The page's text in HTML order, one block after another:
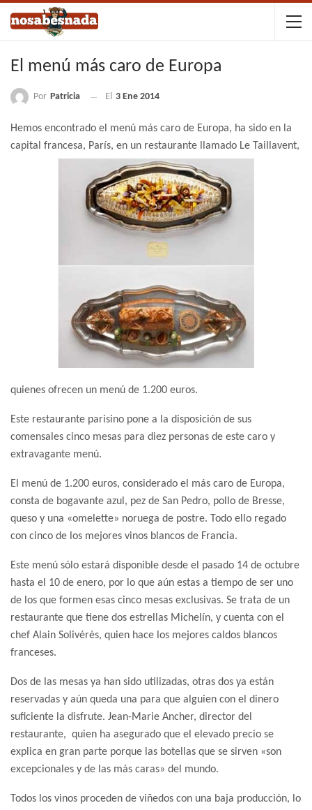
El menú más caro de Europa
Por Patricia El 3 Ene 2014
Hemos encontrado el menú más caro de Europa, ha sido en la
capital francesa, París, en un restaurante llamado Le Taillavent,
quienes ofrecen un menú de 1.200 euros.
Este restaurante parisino pone a la disposición de sus
comensales cinco mesas para diez personas de este caro y
extravagante menú.
El menú de 1.200 euros, considerado el más caro de Europa,
consta de bogavante azul, pez de San Pedro, pollo de Bresse,
queso y una «omelette» noruega de postre. Todo ello regado
con cinco de los mejores vinos blancos de Francia.
Este menú sólo estará disponible desde el pasado 14 de octubre
hasta el 10 de enero, por lo que aún estas a tiempo de ser uno
de los que formen esas cinco mesas exclusivas. Se trata de un
restaurante que tiene dos estrellas Michelín, y cuenta con el
chef Alain Solivérès, quien hace los mejores caldos blancos
franceses.
Dos de las mesas ya han sido utilizadas, otras dos ya están
reservadas y aún queda una para que alguien con el dinero
suficiente la disfrute. Jean-Marie Ancher, director del
restaurante, quien ha asegurado que el elevado precio se
explica en gran parte porque las botellas que se sirven «son
excepcionales y de las más caras» del mundo.
Todos los vinos proceden de viñedos con una baja producción, lo